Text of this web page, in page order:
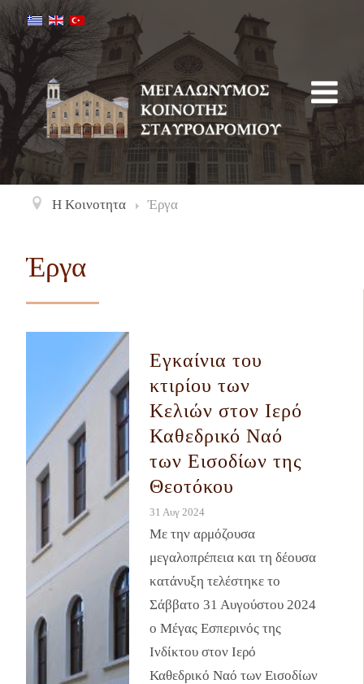
Η Κοινοτητα Έργα
Έργα
Εγκαίνια του
κτιρίου των
Κελιών στον Ιερό
Καθεδρικό Ναό
των Εισοδίων της
Θεοτόκου
31 Αυγ 2024
Με την αρμόζουσα
μεγαλοπρέπεια και τη δέουσα
κατάνυξη τελέστηκε το
Σάββατο 31 Αυγούστου 2024
ο Μέγας Εσπερινός της
Ινδίκτου στον Ιερό
Καθεδρικό Ναό των Εισοδίων